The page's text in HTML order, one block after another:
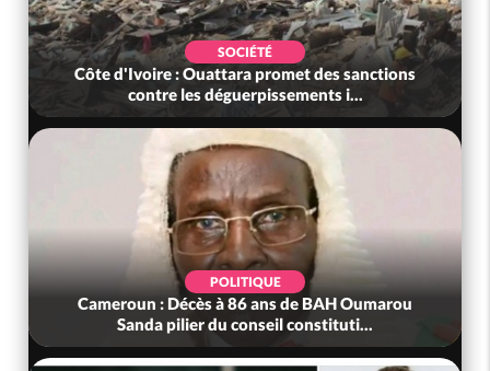
SOCIÉTÉ
Côte d'Ivoire : Ouattara promet des sanctions
contre les déguerpissements i...
POLITIQUE
Cameroun : Décès à 86 ans de BAH Oumarou
Sanda pilier du conseil constituti...